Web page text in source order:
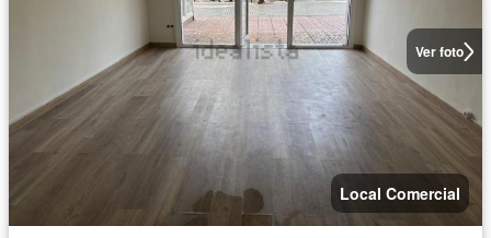
Ver foto
Local Comercial